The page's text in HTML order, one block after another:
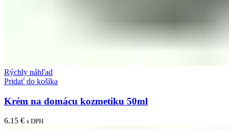
Rýchly náhľad
Pridať do košíka
Krém na domácu kozmetiku 50ml
6.15 € s DPH